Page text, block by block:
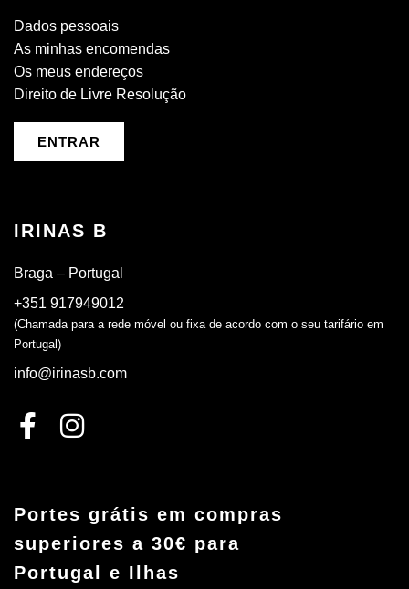
Dados pessoais
As minhas encomendas
Os meus endereços
Direito de Livre Resolução
ENTRAR
IRINAS B
Braga – Portugal
+351 917949012
(Chamada para a rede móvel ou fixa de acordo com o seu tarifário em
Portugal)
info@irinasb.com
Portes grátis em compras
superiores a 30€ para
Portugal e Ilhas